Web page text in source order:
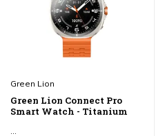
Green Lion
Green Lion Connect Pro
Smart Watch - Titanium
...